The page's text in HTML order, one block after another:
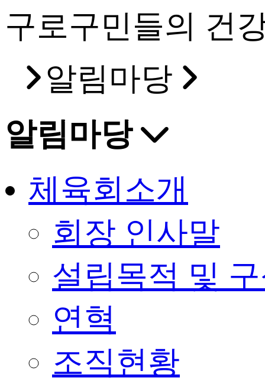
구로구민들의 건
알림마당
알림마당
체육회소개
회장 인사말
설립목적 및
연혁
조직현황